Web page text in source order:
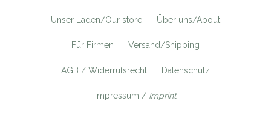
Unser Laden/Our store Über uns/About
Für Firmen Versand/Shipping
AGB / Widerrufsrecht Datenschutz
Impressum / Imprint